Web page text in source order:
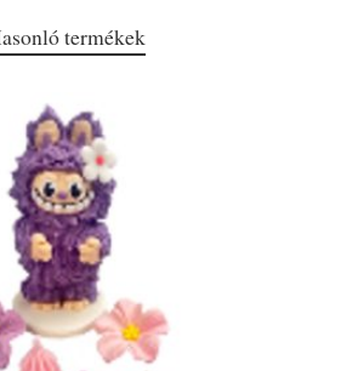
termékek